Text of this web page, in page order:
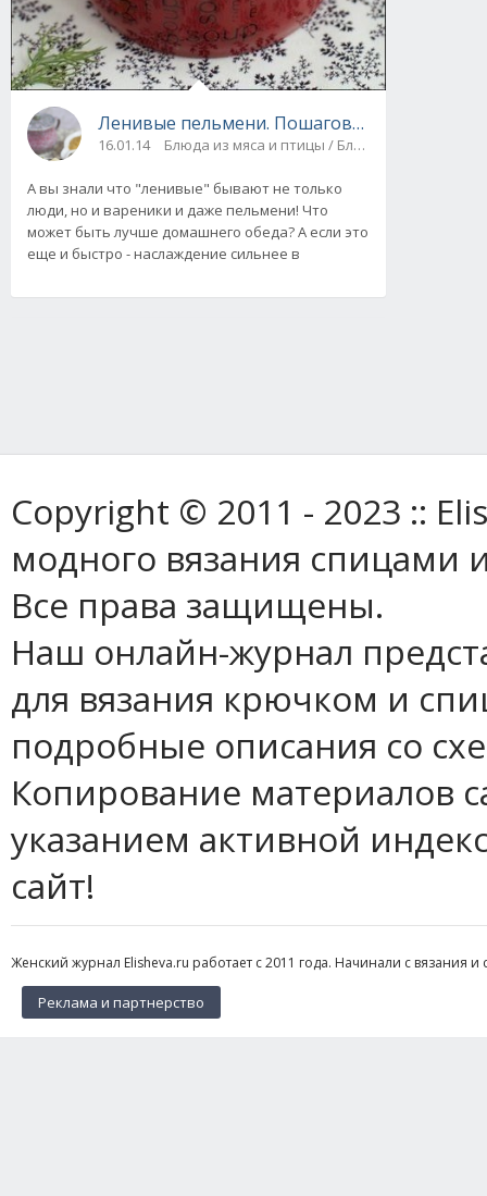
Ленивые пельмени. Пошаговый рецепт с
16.01.14 Блюда из мяса и птицы / Блюда из фарша /
А вы знали что "ленивые" бывают не только
люди, но и вареники и даже пельмени! Что
может быть лучше домашнего обеда? А если это
еще и быстро - наслаждение сильнее в
Copyright © 2011 - 2023 ::
модного вязания спицами
Все права защищены.
Наш онлайн-журнал
для вязания крючком и
подробные описания со
Копирование материалов
указанием активной
сайт!
Женский журнал Elisheva.ru работает с 2011 года. Начинали с вязания
Реклама и партнерство